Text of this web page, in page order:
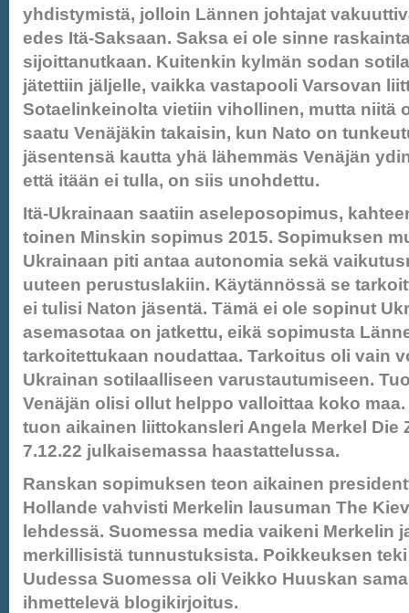
yhdistymistä, jolloin Lännen johtajat
edes Itä-Saksaan. Saksa ei ole sinne
sijoittanutkaan. Kuitenkin kylmän sodan
jätettiin jäljelle, vaikka vastapooli Varsovan
Sotaelinkeinolta vietiin vihollinen, mutta niitä
saatu Venäjäkin takaisin, kun Nato on
jäsentensä kautta yhä lähemmäs Venäjän
että itään ei tulla, on siis unohdettu.
Itä-Ukrainaan saatiin aseleposopimus,
toinen Minskin sopimus 2015. Sopimuksen
Ukrainaan piti antaa autonomia sekä
uuteen perustuslakiin. Käytännössä se
ei tulisi Naton jäsentä. Tämä ei ole sopinut
asemasotaa on jatkettu, eikä sopimusta
tarkoitettukaan noudattaa. Tarkoitus oli vain
Ukrainan sotilaalliseen varustautumiseen.
Venäjän olisi ollut helppo valloittaa koko
tuon aikainen liittokansleri Angela Merkel Die
7.12.22 julkaisemassa haastattelussa.
Ranskan sopimuksen teon aikainen
Hollande vahvisti Merkelin lausuman The
lehdessä. Suomessa media vaikeni Merkelin
merkillisistä tunnustuksista. Poikkeuksen teki
Uudessa Suomessa oli Veikko Huuskan
ihmettelevä blogikirjoitus.